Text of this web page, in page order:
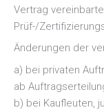
Vertrag
Prüf-/
Änderungen der
a) bei privaten
ab
b) bei Kaufleuten,